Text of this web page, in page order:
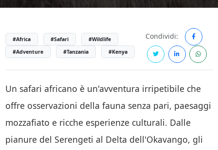
#Africa #Safari
#Wildlife
#Adventure
#Tanzania #Kenya
Condividi:
Un safari africano è un'avventura irripetibile che
offre osservazioni della fauna senza pari, paesaggi
mozzafiato e ricche esperienze culturali. Dalle
pianure del Serengeti al Delta dell'Okavango, gli